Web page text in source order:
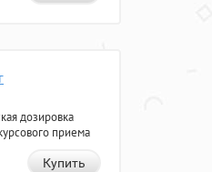
дозировка
приема
Купить